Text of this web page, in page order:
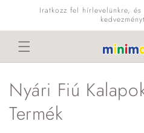
Ugrás aIratkozz fel hírlevelünkre,
K
o
Nyári Fiú
Termék